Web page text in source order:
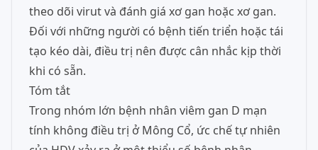
theo dõi virut và đánh giá xơ gan hoặc xơ gan.
Đối với những người có bệnh tiến triển hoặc tái
tạo kéo dài, điều trị nên được cân nhắc kịp thời
khi có sẵn.
Tóm tắt
Trong nhóm lớn bệnh nhân viêm gan D mạn
tính không điều trị ở Mông Cổ, ức chế tự nhiên